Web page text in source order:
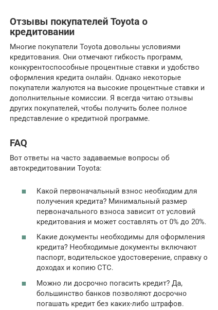
Отзывы покупателей Toyota о
кредитовании
Многие покупатели Toyota довольны условиями
кредитования. Они отмечают гибкость программ,
конкурентоспособные процентные ставки и удобство
оформления кредита онлайн. Однако некоторые
покупатели жалуются на высокие процентные ставки и
дополнительные комиссии. Я всегда читаю отзывы
других покупателей, чтобы получить более полное
представление о кредитной программе.
FAQ
Вот ответы на часто задаваемые вопросы об
автокредитовании Toyota:
Какой первоначальный взнос необходим для
получения кредита? Минимальный размер
первоначального взноса зависит от условий
кредитования и может составлять от 0% до 20%.
Какие документы необходимы для оформления
кредита? Необходимые документы включают
паспорт, водительское удостоверение, справку о
доходах и копию СТС.
Можно ли досрочно погасить кредит? Да,
большинство банков позволяют досрочно
погашать кредит без каких-либо штрафов.